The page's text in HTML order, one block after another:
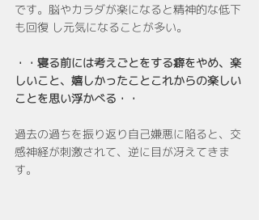
です。脳やカラダが楽になると精神的な低下
も回復 し元気になることが多い。
・・寝る前には考えごとをする癖をやめ、楽
しいこと、嬉しかったことこれからの楽しい
ことを思い浮かべる・・
過去の過ちを振り返り自己嫌悪に陥ると、交
感神経が刺激されて、逆に目が冴えてきま
す。